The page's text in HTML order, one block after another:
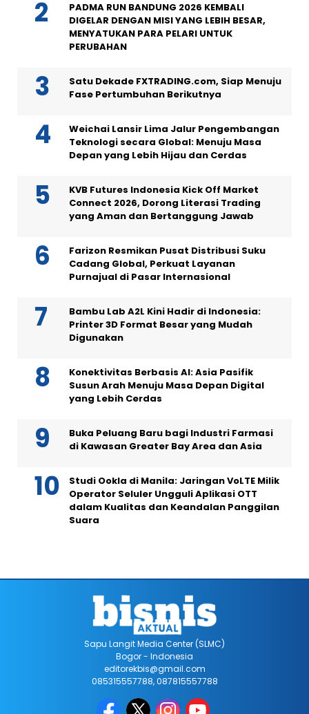
PADMA RUN BANDUNG 2026 KEMBALI
DIGELAR DENGAN MISI YANG LEBIH BESAR,
MENYATUKAN PARA PELARI UNTUK
PERUBAHAN
Satu Dekade FXTRADING.com, Siap Menuju
Fase Pertumbuhan Berikutnya
Weichai Lansir Lima Jalur Pengembangan
Teknologi secara Global: Menuju Masa
Depan yang Lebih Hijau dan Cerdas
KVB Futures Indonesia Kick Off Market
Connect 2026, Dorong Literasi Trading
yang Aman dan Bertanggung Jawab
Farizon Resmikan Pusat Distribusi Suku
Cadang Global, Perkuat Layanan
Purnajual di Pasar Internasional
Bambu Lab A2L Kini Hadir di Indonesia:
Printer 3D Format Besar yang Mudah
Digunakan
Konektivitas Berbasis AI: Asia Pasifik
Susun Arah Menuju Masa Depan Digital
yang Lebih Cerdas
Buka Peluang Baru bagi Industri Farmasi
di Kawasan Greater Bay Area dan Asia
Studi Ookla di Manila: Jaringan VoLTE Milik
Operator Seluler Ungguli Aplikasi OTT
dalam Kualitas dan Keandalan Panggilan
Suara
Sapu Langit Media Center (SLMC)
Bogor - Indonesia
editorekbis@gmail.com
085315557788, 087815557788